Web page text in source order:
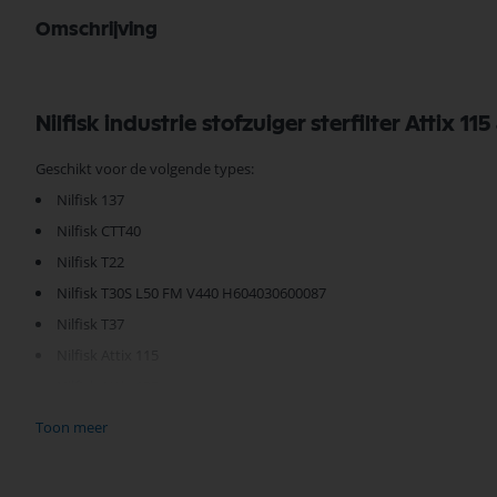
Omschrijving
Nilfisk industrie stofzuiger sterfilter Attix
Geschikt voor de volgende types:
Nilfisk 137
Nilfisk CTT40
Nilfisk T22
Nilfisk T30S L50 FM V440 H604030600087
Nilfisk T37
Toon meer